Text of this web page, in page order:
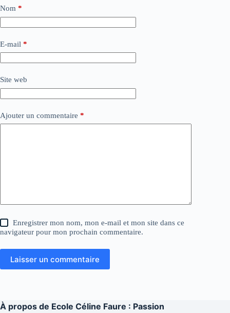
Nom *
E-mail *
Site web
Ajouter un commentaire *
Enregistrer mon nom, mon e-mail et mon site dans ce
navigateur pour mon prochain commentaire.
Laisser un commentaire
À propos de Ecole Céline Faure : Passion